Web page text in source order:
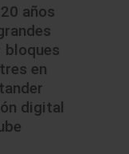
años
bloques
en
digital